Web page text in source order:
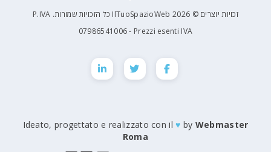
זכויות יוצרים © 2026 IlTuoSpazioWeb כל הזכויות שמורות. P.IVA
07986541006 - Prezzi esenti IVA
Ideato, progettato e realizzato con il♥ by Webmaster
Roma